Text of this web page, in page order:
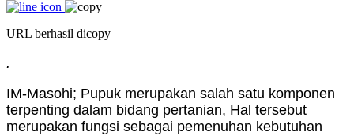
URL berhasil dicopy
.
IM-Masohi; Pupuk merupakan salah satu komponen
terpenting dalam bidang pertanian, Hal tersebut
merupakan fungsi sebagai pemenuhan kebutuhan